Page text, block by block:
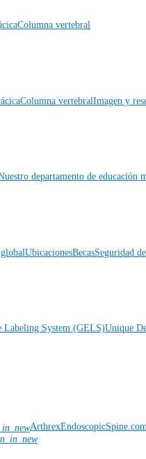
Columna vertebral
Columna vertebralImagen y
departamento de educación
UbicacionesBecasSeguridad
Labeling System (GELS)Unique
ArthrexEndoscopicSpine.com